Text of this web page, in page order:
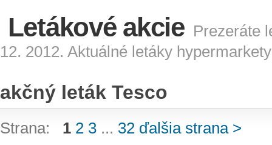
Letákové akcie Prezeráte
12. 2012. Aktuálné letáky
akčný leták Tesco
Strana: 1 2 3 ... 32 ďalšia strana >